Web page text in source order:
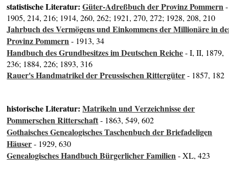
statistische Literatur:Güter-Adreßbuch der Provinz Pommern-
1905, 214, 216; 1914, 260, 262; 1921, 270, 272; 1928, 208, 210
Jahrbuch des Vermögens und Einkommens der Millionäre in
Provinz Pommern- 1913, 34
Handbuch des Grundbesitzes im Deutschen Reiche- I, II, 1879,
236; 1884, 226; 1893, 316
Rauer's Handmatrikel der Preussischen Rittergüter- 1857, 182
historische Literatur:Matrikeln und Verzeichnisse der
Pommerschen Ritterschaft- 1863, 549, 602
Gothaisches Genealogisches Taschenbuch der Briefadeligen
Häuser- 1929, 630
Genealogisches Handbuch Bürgerlicher Familien- XL, 423